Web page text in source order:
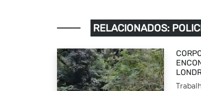
RELACIONADOS: